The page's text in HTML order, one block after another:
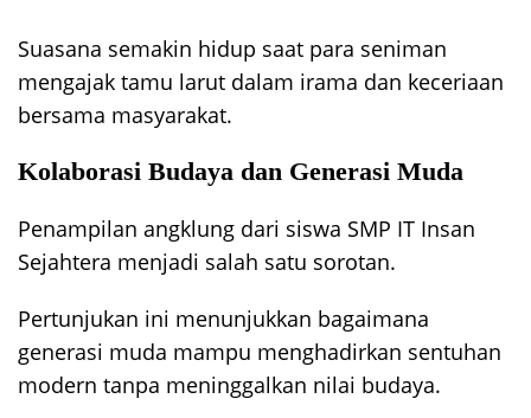
Suasana semakin hidup saat para seniman
mengajak tamu larut dalam irama dan keceriaan
bersama masyarakat.
Kolaborasi Budaya dan Generasi Muda
Penampilan angklung dari siswa SMP IT Insan
Sejahtera menjadi salah satu sorotan.
Pertunjukan ini menunjukkan bagaimana
generasi muda mampu menghadirkan sentuhan
modern tanpa meninggalkan nilai budaya.